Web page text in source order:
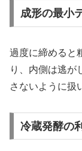
成形の最小
過度に締めると
り、内側は逃が
さないように扱
冷蔵発酵の